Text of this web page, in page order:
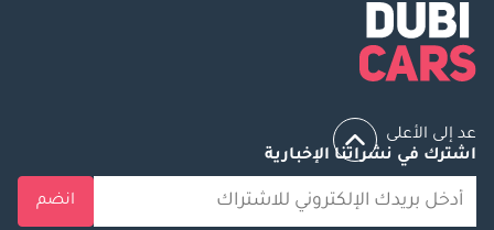
عد إلى الأعلى
اشترك في نشراتنا الإخبارية
انضم